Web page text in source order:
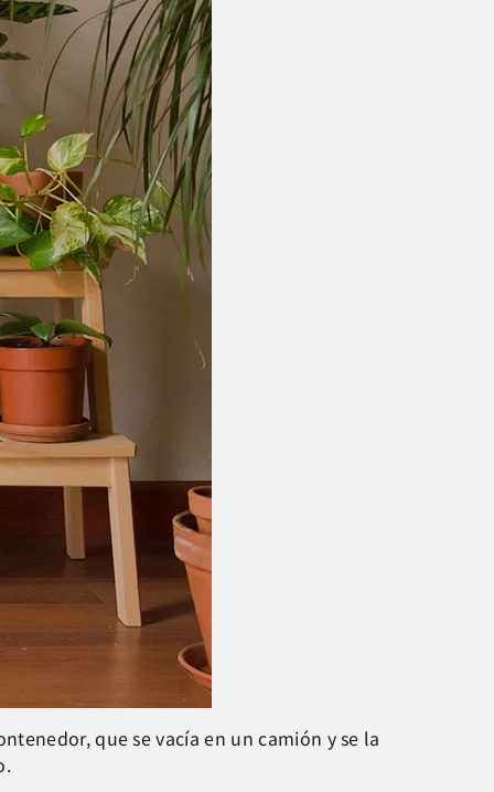
que se vacía en un camión y se la